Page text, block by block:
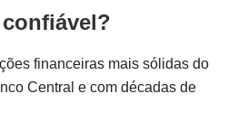
financeiras mais sólidas do
Central e com décadas de